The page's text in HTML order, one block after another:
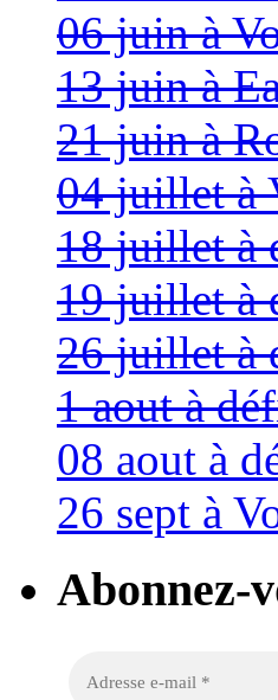
06 juin à
13 juin à
21 juin à
04 juillet à
18 juillet à
19 juillet à
26 juillet à
1 aout à
08 aout à
26 sept à
Abonnez-